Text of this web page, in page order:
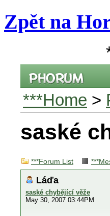
Zpět na
***Home >
saské
***Forum List
Láďa
saské chybějící věže
May 30, 2007 03:44PM